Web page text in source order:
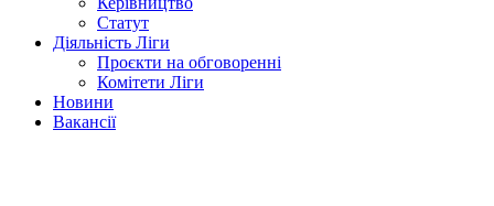
Статут
Діяльність Ліги
Проєкти на обговоренні
Комітети Ліги
Новини
Вакансії